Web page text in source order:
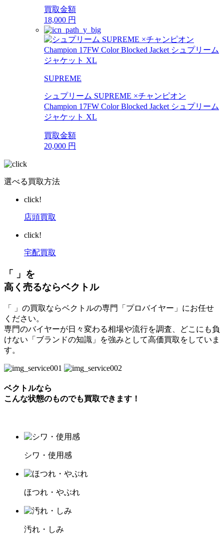
買取金額
18,000 円
SUPREME
シュプリーム SUPREME ×チャンピオン
Champion 17FW Color Blocked Jacket シュプリーム
ジャケット XL
買取金額
20,000 円
選べる買取方法
click!
店頭買取
click!
宅配買取
「 」を
高く売るならベクトル
「 」の買取ならベクトルの専門「プロバイヤー」にお任せ
ください。
専門のバイヤーが日々変わる相場や流行を調査、どこにも負
けない「ブランドの知識」を強みとして高価買取をしていま
す。
ベクトルなら
こんな状態のものでも買取できます！
シワ・使用感
ほつれ・やぶれ
汚れ・しみ